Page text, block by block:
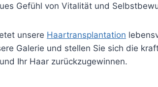
Gefühl von Vitalität und
unsere Haartransplantation
Galerie und stellen Sie sich die
Ihr Haar zurückzugewinnen.